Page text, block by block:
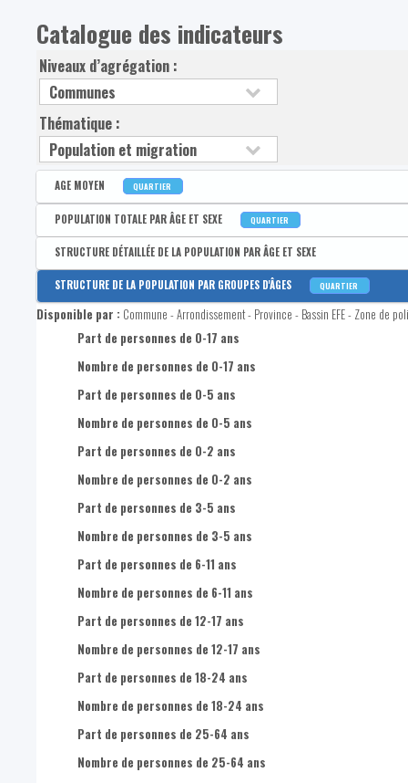
Catalogue des indicateurs
Niveaux d’agrégation :
Thématique :
AGE MOYEN QUARTIER
Disponible par :Commune - Arrondissement - Province - Bassin EFE - Zone de
Age moyen de la population
POPULATION TOTALE PAR ÂGE ET SEXE QUARTIER
Disponible par :Commune - Arrondissement - Province - Bassin EFE - Zone de
Population totale
Nombre d'hommes dans la population totale
Nombre de femmes dans la population totale
Part d'hommes dans la population totale
Part de femmes dans la population totale
Nombre d'hommes de 0-17 ans dans la population totale
Nombre d'hommes de 18-24 ans dans la population totale
Nombre d'hommes de 25-49 ans dans la population totale
Nombre d'hommes de 50-64 ans dans la population totale
Nombre d'hommes de 65 ans + dans la population totale
Nombre de femmes de 0-17 ans dans la population totale
Nombre de femmes de 18-24 ans dans la population totale
Nombre de femmes de 25-49 ans dans la population totale
Nombre de femmes de 50-64 ans dans la population totale
Nombre de femmes de 65 ans + dans la population totale
STRUCTURE DÉTAILLÉE DE LA POPULATION PAR ÂGE ET SEXE
Disponible par :Commune
Nombre de femmes de 0 à 2 ans
Nombre de femmes de 3 à 5 ans
Nombre de femmes de 6 à 11 ans
Nombre de femmes de 12 à 17 ans
Nombre de femmes de 18 à 29 ans
Nombre d'hommes de 0 à 2 ans
Nombre d'hommes de 3 à 5 ans
Nombre d'hommes de 6 à 11 ans
Nombre d'hommes de 12 à 17 ans
Nombre d'hommes de 18 à 29 ans
Nombre de femmes de 0 à 4 ans
Nombre de femmes de 5 à 9 ans
Nombre de femmes de 10 à 14 ans
Nombre de femmes de 15 à 19 ans
Nombre de femmes de 20 à 24 ans
Nombre de femmes de 25 à 29 ans
Nombre de femmes de 30 à 34 ans
STRUCTURE DE LA POPULATION PAR GROUPES D'ÂGES QUARTIER
Disponible par : Commune - Arrondissement - Province - Bassin EFE - Zone de
Part de personnes de 0-17 ans
Nombre de personnes de 0-17 ans
Part de personnes de 0-5 ans
Nombre de personnes de 0-5 ans
Part de personnes de 0-2 ans
Nombre de personnes de 0-2 ans
Part de personnes de 3-5 ans
Nombre de personnes de 3-5 ans
Part de personnes de 6-11 ans
Nombre de personnes de 6-11 ans
Part de personnes de 12-17 ans
Nombre de personnes de 12-17 ans
Part de personnes de 18-24 ans
Nombre de personnes de 18-24 ans
Part de personnes de 25-64 ans
Nombre de personnes de 25-64 ans